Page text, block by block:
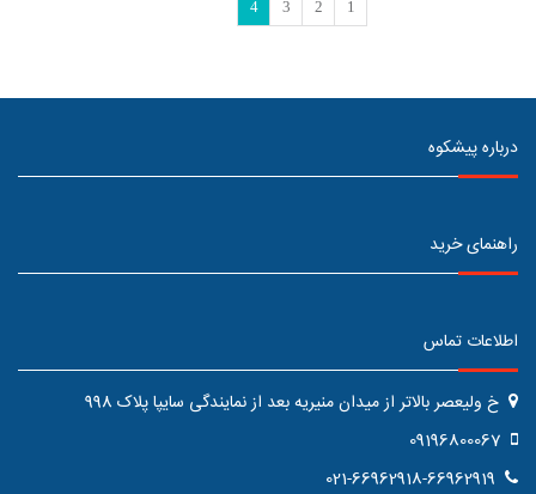
1
2
3
4
درباره پیشکوه
راهنمای خرید
اطلاعات تماس
خ ولیعصر بالاتر از میدان منیریه بعد از نمایندگی سایپا پلاک 998